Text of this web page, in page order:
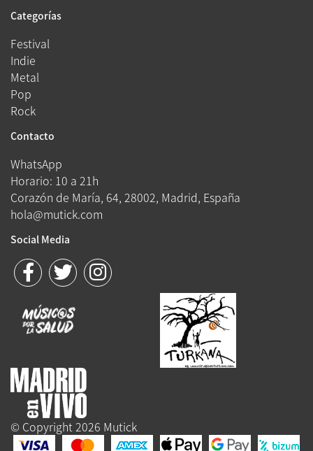
Categorías
Festival
Indie
Metal
Pop
Rock
Contacto
WhatsApp
Horario: 10 a 21h
Corazón de María, 64, 28002, Madrid, España
hola@mutick.com
Social Media
© Copyright 2026 Mutick